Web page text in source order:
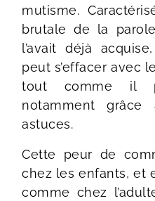
mutisme.
brutale de la
l’avait déjà
peut s’effacer avec
tout comme il
notamment
astuces.
Cette peur de
chez les enfants, et
comme chez